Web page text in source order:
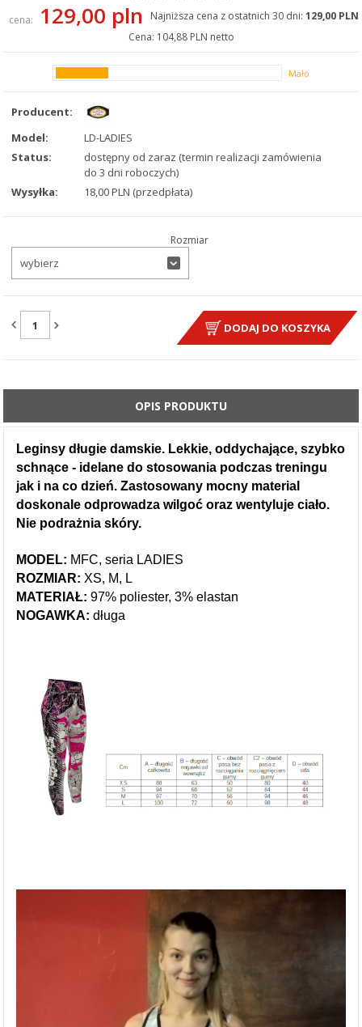
cena: 129,00 pln Najniższa cena z ostatnich 30 dni: 129,00 PLN
Cena: 104,88 PLN netto
Mało
Producent:
Model:
LD-LADIES
Status:
dostępny od zaraz (termin realizacji zamówienia
do 3 dni roboczych)
Wysyłka:
18,00 PLN (przedpłata)
Rozmiar
wybierz
DODAJ DO KOSZYKA
ILOŚĆ:
OPIS PRODUKTU
Leginsy długie damskie. Lekkie, oddychające, szybko
schnące - idelane do stosowania podczas treningu
jak i na co dzień. Zastosowany mocny material
doskonale odprowadza wilgoć oraz wentyluje ciało.
Nie podrażnia skóry.
MODEL: MFC, seria LADIES
ROZMIAR: XS, M, L
MATERIAŁ: 97% poliester, 3% elastan
NOGAWKA: długa